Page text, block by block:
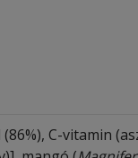
C-vitamin